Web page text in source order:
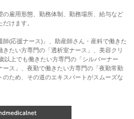
雇用形態、勤務体制、勤務場所、給与など
けます。
(応援ナース)」、助産師さん・産科で働きた
たい方専門の「透析室ナース」、美容クリ
以上でも働きたい方専門の「シルバーナー
ス」、夜勤で働きたい方専門の「夜勤常勤
ため、その道のエキスパートがスムーズな